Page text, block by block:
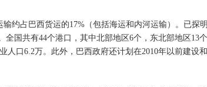
约占巴西货运的17%（包括海运和内河运输）。已探
国共有44个港口，其中北部地区6个，东北部地区13个
人口6.2万。此外，巴西政府还计划在2010年以前建设